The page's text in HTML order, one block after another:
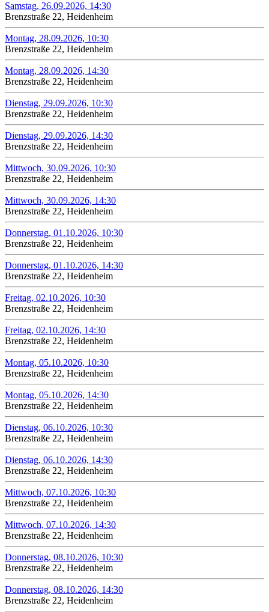
Samstag, 26.09.2026, 14:30
Brenzstraße 22, Heidenheim
Montag, 28.09.2026, 10:30
Brenzstraße 22, Heidenheim
Montag, 28.09.2026, 14:30
Brenzstraße 22, Heidenheim
Dienstag, 29.09.2026, 10:30
Brenzstraße 22, Heidenheim
Dienstag, 29.09.2026, 14:30
Brenzstraße 22, Heidenheim
Mittwoch, 30.09.2026, 10:30
Brenzstraße 22, Heidenheim
Mittwoch, 30.09.2026, 14:30
Brenzstraße 22, Heidenheim
Donnerstag, 01.10.2026, 10:30
Brenzstraße 22, Heidenheim
Donnerstag, 01.10.2026, 14:30
Brenzstraße 22, Heidenheim
Freitag, 02.10.2026, 10:30
Brenzstraße 22, Heidenheim
Freitag, 02.10.2026, 14:30
Brenzstraße 22, Heidenheim
Montag, 05.10.2026, 10:30
Brenzstraße 22, Heidenheim
Montag, 05.10.2026, 14:30
Brenzstraße 22, Heidenheim
Dienstag, 06.10.2026, 10:30
Brenzstraße 22, Heidenheim
Dienstag, 06.10.2026, 14:30
Brenzstraße 22, Heidenheim
Mittwoch, 07.10.2026, 10:30
Brenzstraße 22, Heidenheim
Mittwoch, 07.10.2026, 14:30
Brenzstraße 22, Heidenheim
Donnerstag, 08.10.2026, 10:30
Brenzstraße 22, Heidenheim
Donnerstag, 08.10.2026, 14:30
Brenzstraße 22, Heidenheim